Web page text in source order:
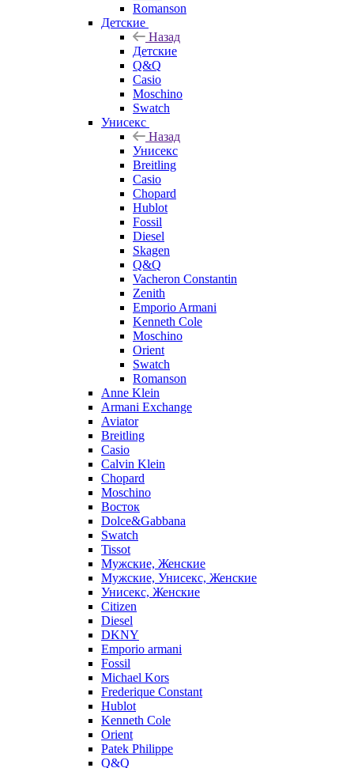
Romanson
Детские
Назад
Детские
Q&Q
Casio
Moschino
Swatch
Унисекс
Назад
Унисекс
Breitling
Casio
Chopard
Hublot
Fossil
Diesel
Skagen
Q&Q
Vacheron Constantin
Zenith
Emporio Armani
Kenneth Cole
Moschino
Orient
Swatch
Romanson
Anne Klein
Armani Exchange
Aviator
Breitling
Casio
Calvin Klein
Chopard
Moschino
Восток
Dolce&Gabbana
Swatch
Tissot
Мужские, Женские
Мужские, Унисекс, Женские
Унисекс, Женские
Citizen
Diesel
DKNY
Emporio armani
Fossil
Michael Kors
Frederique Constant
Hublot
Kenneth Cole
Orient
Patek Philippe
Q&Q